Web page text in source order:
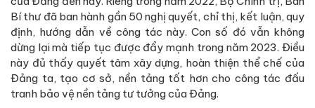
Bí thư đã ban hành gần 50 nghị quyết, chỉ thị, kết luận, quy
định, hướng dẫn về công tác này. Con số đó vẫn không
dừng lại mà tiếp tục được đẩy mạnh trong năm 2023. Điều
này đủ thấy quyết tâm xây dựng, hoàn thiện thể chế của
Đảng ta, tạo cơ sở, nền tảng tốt hơn cho công tác đấu
tranh bảo vệ nền tảng tư tưởng của Đảng.